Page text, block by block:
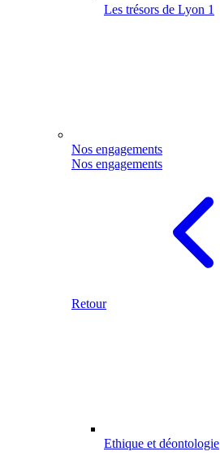
Les trésors de Lyon 1
Nos engagements
Nos engagements
Retour
Ethique et déontologie